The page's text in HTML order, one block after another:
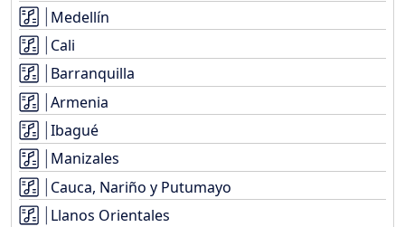
Medellín
Cali
Barranquilla
Armenia
Ibagué
Manizales
Cauca, Nariño y Putumayo
Llanos Orientales